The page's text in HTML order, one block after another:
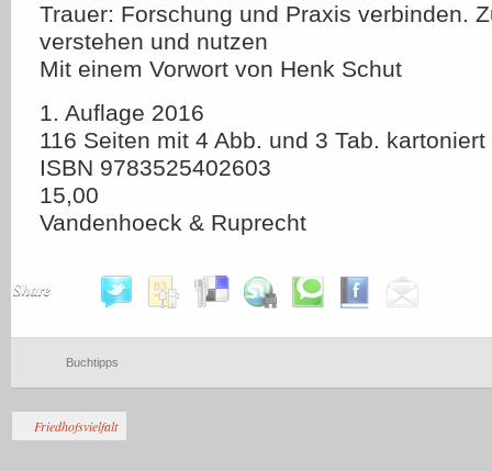
Trauer: Forschung und Praxis verbinden.
verstehen und nutzen
Mit einem Vorwort von Henk Schut
1. Auflage 2016
116 Seiten mit 4 Abb. und 3 Tab. kartoniert
ISBN 9783525402603
15,00 
Vandenhoeck & Ruprecht
Share
Buchtipps
Friedhofsvielfalt